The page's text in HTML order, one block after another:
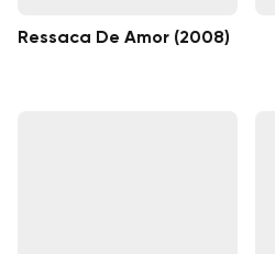
Ressaca De Amor (2008)